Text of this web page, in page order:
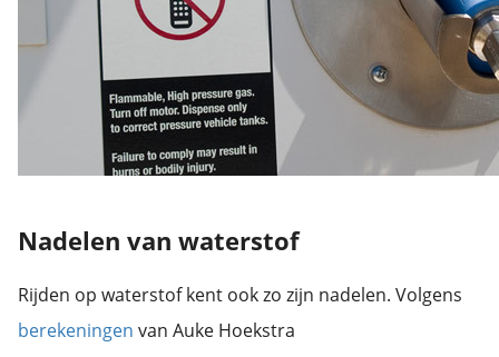
Nadelen van waterstof
Rijden op waterstof kent ook zo zijn nadelen. Volgens
berekeningen van Auke Hoekstra